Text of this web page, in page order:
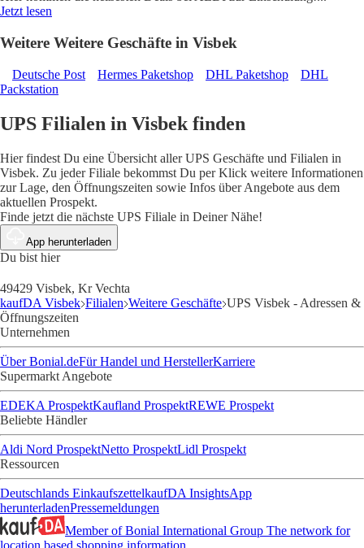
Jetzt lesen
Weitere Weitere Geschäfte in Visbek
Deutsche Post Hermes Paketshop DHL Paketshop
DHL
Packstation
UPS Filialen in Visbek finden
Hier findest Du eine Übersicht aller UPS Geschäfte und Filialen in
Visbek. Zu jeder Filiale bekommst Du per Klick weitere Informationen
zur Lage, den Öffnungszeiten sowie Infos über Angebote aus dem
aktuellen Prospekt.
Finde jetzt die nächste UPS Filiale in Deiner Nähe!
App herunterladen
Du bist hier
49429 Visbek, Kr Vechta
kaufDA Visbek Filialen Weitere Geschäfte UPS Visbek - Adressen &
Öffnungszeiten
Unternehmen
Über Bonial.deFür Handel und HerstellerKarriere
Supermarkt Angebote
EDEKA ProspektKaufland ProspektREWE Prospekt
Beliebte Händler
Aldi Nord ProspektNetto ProspektLidl Prospekt
Ressourcen
Deutschlands EinkaufszettelkaufDA InsightsApp
herunterladenPressemeldungen
Member of Bonial International Group The network for
location based shopping information